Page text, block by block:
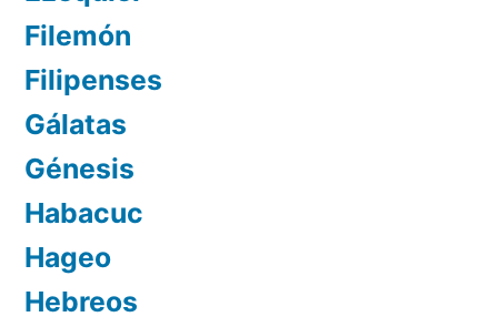
Filemón
Filipenses
Gálatas
Génesis
Habacuc
Hageo
Hebreos